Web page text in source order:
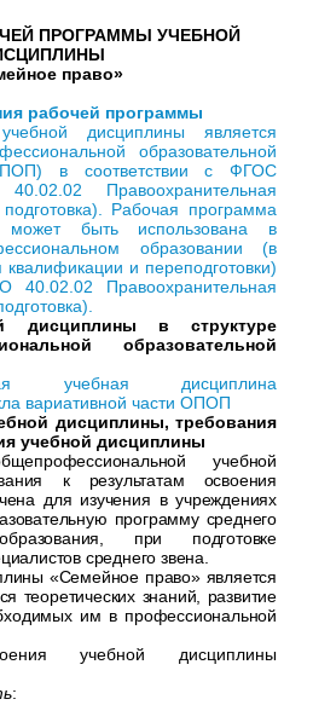
ПРОГРАММЫ УЧЕБНОЙ
право»
рабочей программы
дисциплины является
образовательной
в соответствии с ФГОС
Правоохранительная
Рабочая программа
может быть использована в
образовании (в
и переподготовки)
40.02.02 Правоохранительная
дисциплины в структуре
образовательной
учебная дисциплина
вариативной части ОПОП
дисциплины, требования
учебной дисциплины
учебной
к результатам освоения
для изучения в учреждениях
программу среднего
при подготовке
среднего звена.
«Семейное право» является
теоретических знаний, развитие
им в профессиональной
учебной дисциплины
: